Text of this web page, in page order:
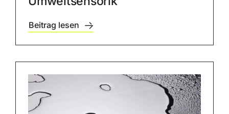
Beitrag lesen